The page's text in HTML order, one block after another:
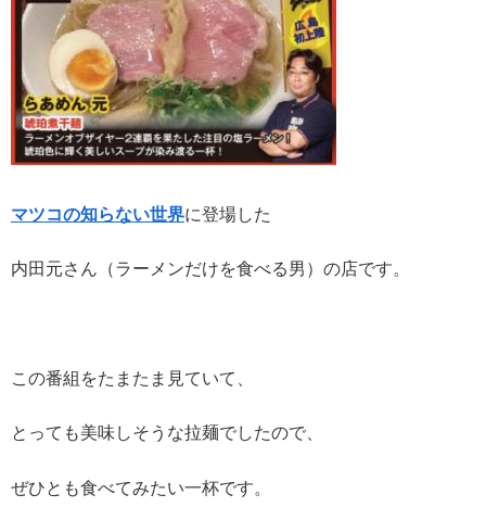
マツコの知らない世界に登場した
内田元さん（ラーメンだけを食べる男）の店です。
この番組をたまたま見ていて、
とっても美味しそうな拉麺でしたので、
ぜひとも食べてみたい一杯です。